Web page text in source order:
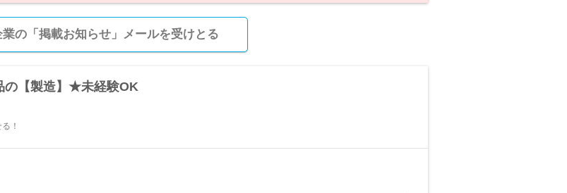
業の「掲載お知らせ」メールを受けとる
の【製造】★未経験OK
！